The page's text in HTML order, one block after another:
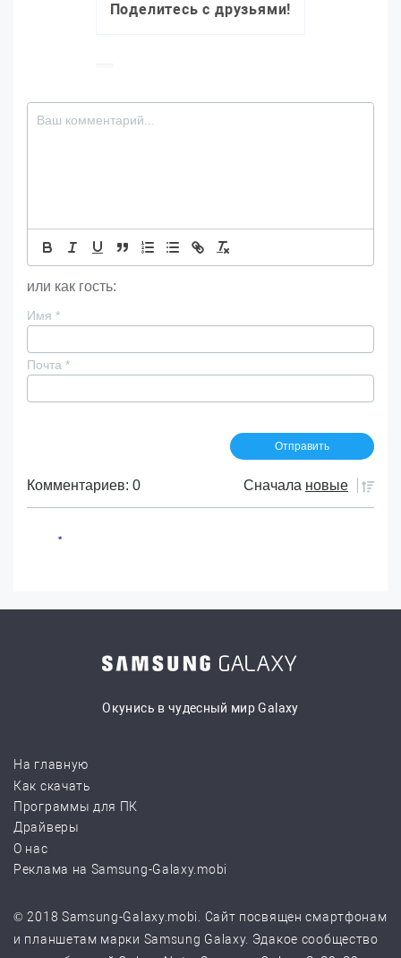
Поделитесь с друзьями!
или как гость:
Имя *
Почта *
Комментариев: 0 Сначала новые
Окунись в чудесный мир Galaxy
На главную
Как скачать
Программы для ПК
Драйверы
О нас
Реклама на Samsung-Galaxy.mobi
© 2018 Samsung-Galaxy.mobi. Сайт посвящен смартфонам
и планшетам марки Samsung Galaxy. Эдакое сообщество